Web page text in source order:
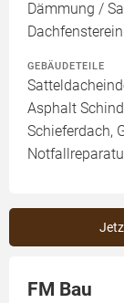
Dämmung /
GEBÄUDETEILE
Asphalt
Schieferdach,
FM Bau